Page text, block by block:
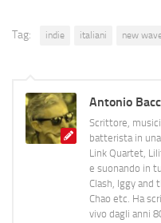
Tag: indie italiani new
Antonio
Scrittore,
batterista in
Link Quartet,
e suonando in
Clash, Iggy and
Chao etc. Ha
vivo dagli anni